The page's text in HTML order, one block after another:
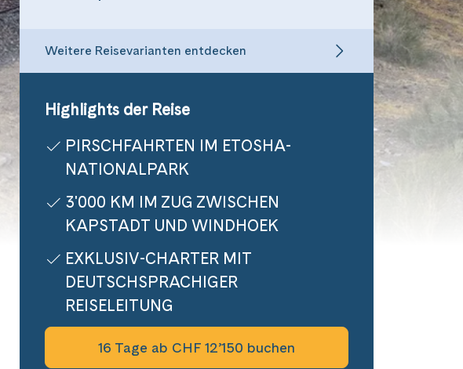
Weitere Reisevarianten entdecken
Highlights der Reise
PIRSCHFAHRTEN IM ETOSHA-
NATIONALPARK
3'000 KM IM ZUG ZWISCHEN
KAPSTADT UND WINDHOEK
EXKLUSIV-CHARTER MIT
DEUTSCHSPRACHIGER
REISELEITUNG
16 Tage ab CHF 12’150 buchen